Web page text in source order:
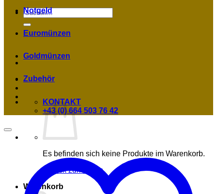
Suchen
nach:
Es befinden sich keine Produkte im Warenkorb.
Zurück zum Shop
Warenkorb
Notgeld
Euromünzen
Goldmünzen
Zubehör
KONTAKT
+43 (0) 664 503 76 42